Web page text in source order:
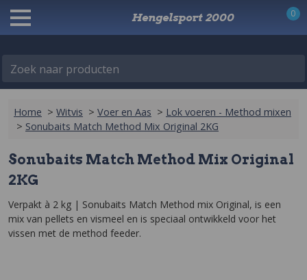
Zoek naar producten
Hengelsport 2000 0
Home > Witvis > Voer en Aas > Lok voeren - Method mixen
> Sonubaits Match Method Mix Original 2KG
Sonubaits Match Method Mix Original
2KG
Verpakt à 2 kg | Sonubaits Match Method mix Original, is een
mix van pellets en vismeel en is speciaal ontwikkeld voor het